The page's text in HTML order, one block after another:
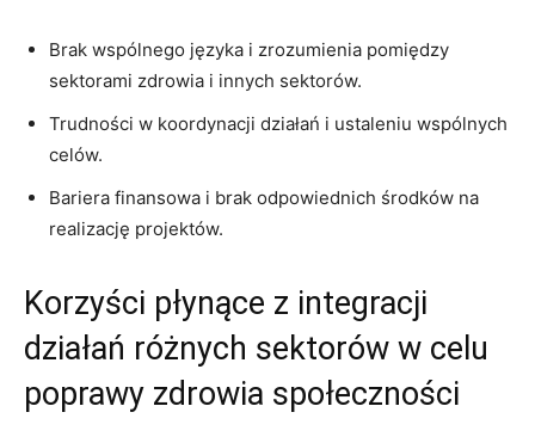
Brak​ wspólnego ⁤języka i zrozumienia pomiędzy
sektorami zdrowia i innych⁣ sektorów.
Trudności w koordynacji działań ⁣i‌ ustaleniu wspólnych‍
celów.
Bariera finansowa i brak odpowiednich środków na
realizację⁢ projektów.
Korzyści płynące z integracji
działań‌ różnych sektorów ​w celu⁤
poprawy zdrowia‍ społeczności